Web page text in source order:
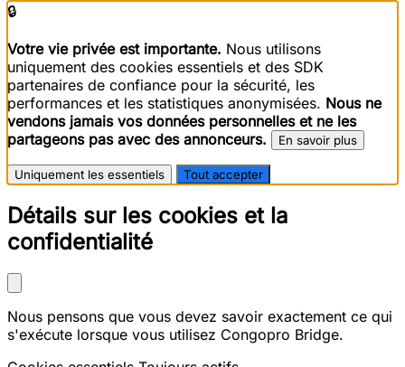
🔒
Votre vie privée est importante. Nous utilisons
uniquement des cookies essentiels et des SDK
partenaires de confiance pour la sécurité, les
performances et les statistiques anonymisées. Nous ne
vendons jamais vos données personnelles et ne les
partageons pas avec des annonceurs.
En savoir plus
Uniquement les essentiels Tout accepter
Détails sur les cookies et la
confidentialité
Nous pensons que vous devez savoir exactement ce qui
s'exécute lorsque vous utilisez Congopro Bridge.